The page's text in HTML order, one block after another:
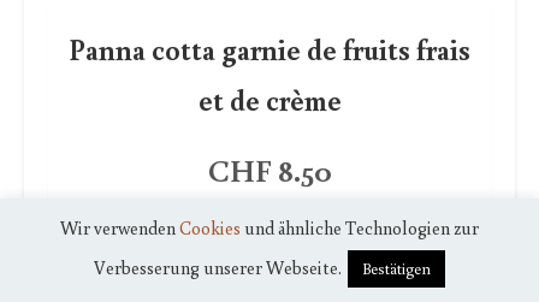
Panna cotta garnie de fruits frais
et de crème
CHF 8.50
Tiramisu
Wir verwendenCookies und ähnliche Technologien zur
Verbesserung unserer Webseite.
Bestätigen